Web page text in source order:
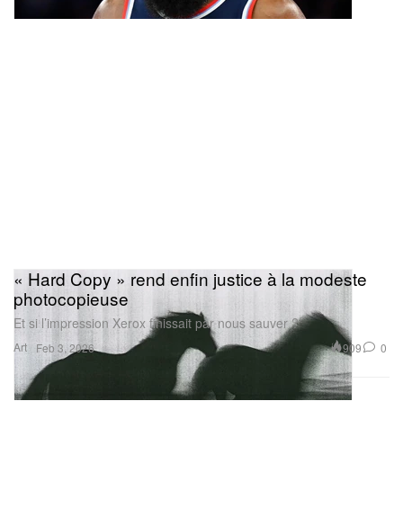
Art
« Hard Copy » rend enfin justice à la modeste
photocopieuse
Et si l’impression Xerox finissait par nous sauver ?
Feb 3, 2026 909 0